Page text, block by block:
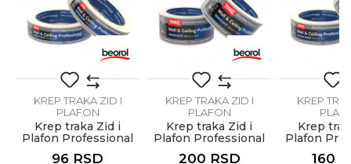
Dimenzija
30mm x 33m
Materijal
Krepovan papir
Namena
Pogodna za razne vrsta
površina
Otpornost na
temperaturu
70ᵒC
Poruka
Anti-spam zaštita - izračunajte koliko je 4 + 1 :
KREP TRAKA ZID I
PLAFON
PROFESSIONAL
Krep traka Zid i
Plafon Professional
96 RSD
KREP TRAKA ZID I
PLAFON
PROFESSIONAL
Krep traka Zid i
Plafon Professional
200 RSD
KREP
Krep
Plafon
160